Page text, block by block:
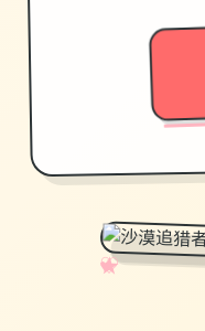
✧
♡
★
♥